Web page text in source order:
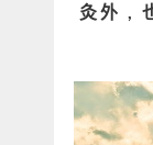
灸外 ,